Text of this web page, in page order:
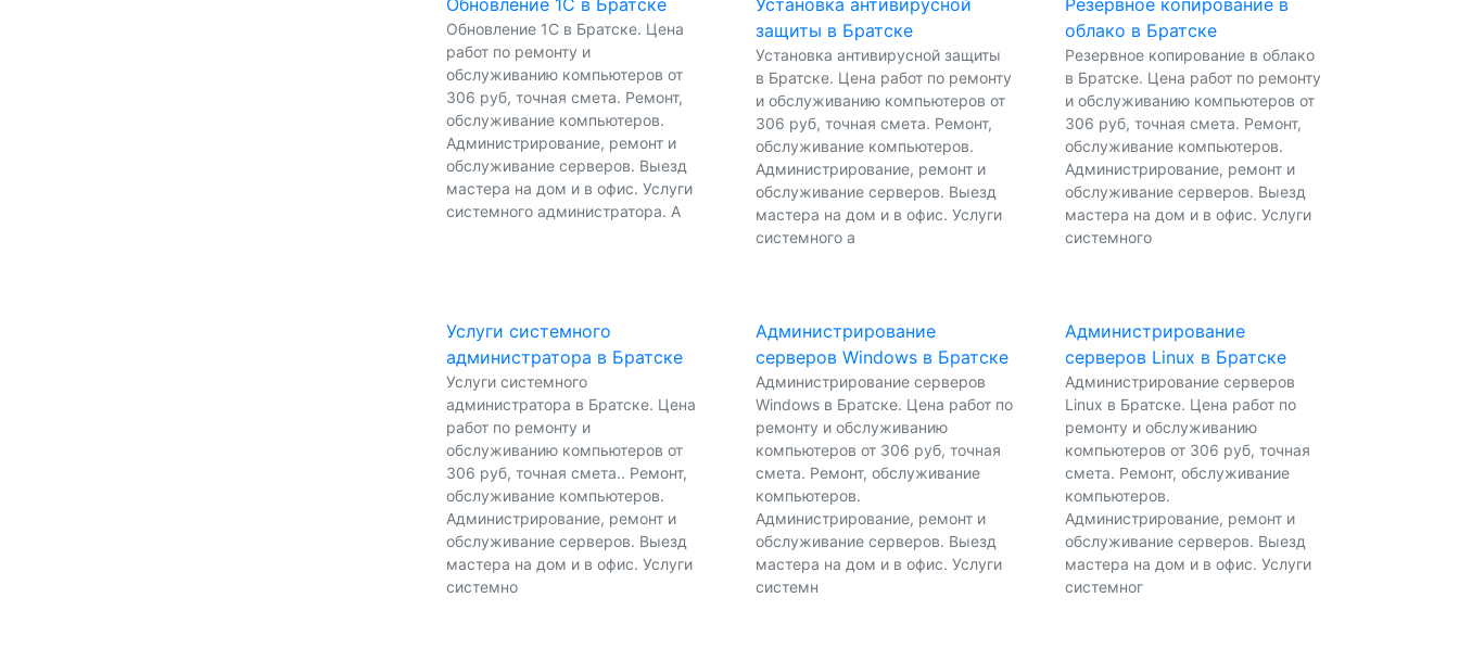
Обновление 1С в Братске
Обновление 1С в Братске. Цена
работ по ремонту и
обслуживанию компьютеров от
306 руб, точная смета. Ремонт,
обслуживание компьютеров.
Администрирование, ремонт и
обслуживание серверов. Выезд
мастера на дом и в офис. Услуги
системного администратора. А
Установка антивирусной
защиты в Братске
Установка антивирусной защиты
в Братске. Цена работ по ремонту
и обслуживанию компьютеров от
306 руб, точная смета. Ремонт,
обслуживание компьютеров.
Администрирование, ремонт и
обслуживание серверов. Выезд
мастера на дом и в офис. Услуги
системного а
Резервное копирование в
облако в Братске
Резервное копирование в облако
в Братске. Цена работ по ремонту
и обслуживанию компьютеров от
306 руб, точная смета. Ремонт,
обслуживание компьютеров.
Администрирование, ремонт и
обслуживание серверов. Выезд
мастера на дом и в офис. Услуги
системного
Услуги системного
администратора в Братске
Услуги системного
администратора в Братске. Цена
работ по ремонту и
обслуживанию компьютеров от
306 руб, точная смета.. Ремонт,
обслуживание компьютеров.
Администрирование, ремонт и
обслуживание серверов. Выезд
мастера на дом и в офис. Услуги
системно
Администрирование
серверов Windows в Братске
Администрирование серверов
Windows в Братске. Цена работ по
ремонту и обслуживанию
компьютеров от 306 руб, точная
смета. Ремонт, обслуживание
компьютеров.
Администрирование, ремонт и
обслуживание серверов. Выезд
мастера на дом и в офис. Услуги
системн
Администрирование
серверов Linux в Братске
Администрирование серверов
Linux в Братске. Цена работ по
ремонту и обслуживанию
компьютеров от 306 руб, точная
смета. Ремонт, обслуживание
компьютеров.
Администрирование, ремонт и
обслуживание серверов. Выезд
мастера на дом и в офис. Услуги
системног